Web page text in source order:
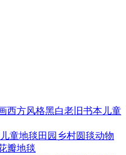
西方风格黑白老旧书本 儿童
儿童地毯 田园乡村圆毯动物
瓣地毯